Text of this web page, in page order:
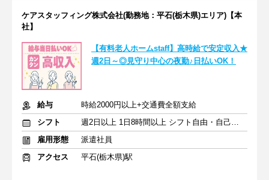
ケアスタッフィング株式会社(勤務地：平石(栃木県)エリア)【本
社】
【有料老人ホームstaff】高時給で安定収入★
週2日～◎見守り中心の夜勤♪日払いOK！
給与
時給2000円以上+交通費全額支給
シフト
週2日以上 1日8時間以上 シフト自由・自己申告
雇用形態
派遣社員
アクセス
平石(栃木県)駅